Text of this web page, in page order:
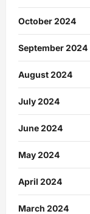
October 2024
September 2024
August 2024
July 2024
June 2024
May 2024
April 2024
March 2024